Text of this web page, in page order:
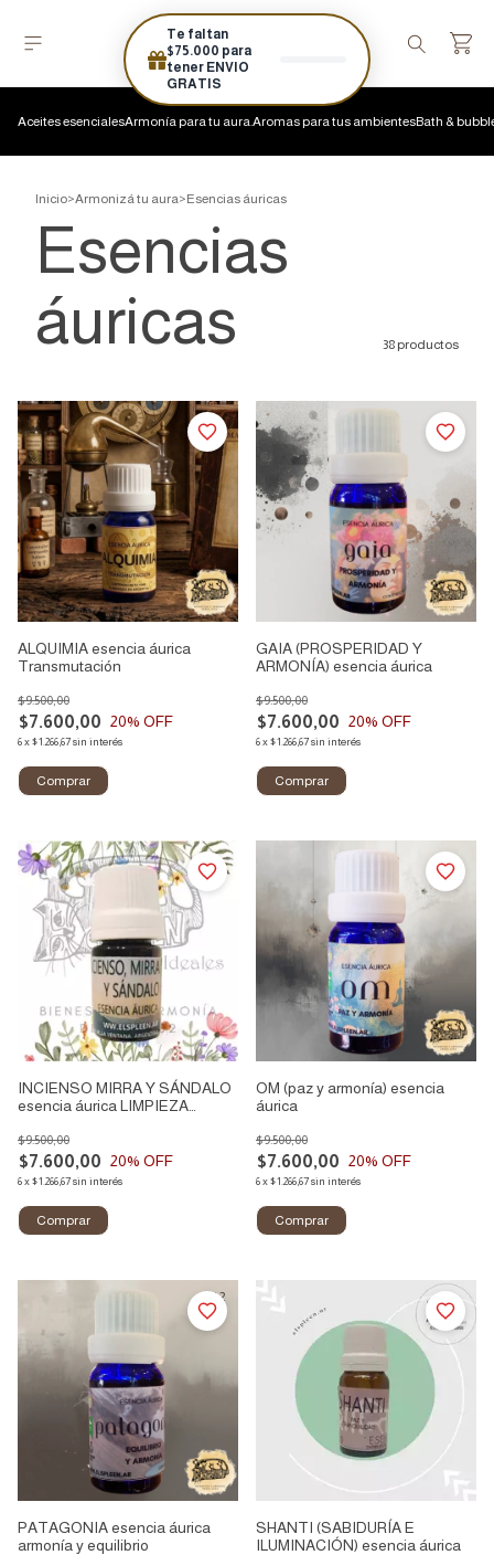
Aceites esencialesArmonía para tu aura.Aromas para tus ambientesBath &
Inicio>Armonizá tu aura>Esencias áuricas
Esencias
áuricas
38 productos
ALQUIMIA esencia áurica
Transmutación
$7.600,00
$9.500,00
20% OFF
6x$1.266,67sin interés
GAIA (PROSPERIDAD Y
ARMONÍA) esencia áurica
$7.600,00
$9.500,00
20% OFF
6x$1.266,67sin interés
INCIENSO MIRRA Y SÁNDALO
esencia áurica LIMPIEZA
$7.600,00
$9.500,00
20% OFF
6x$1.266,67sin interés
OM (paz y armonía) esencia
áurica
$7.600,00
$9.500,00
20% OFF
6x$1.266,67sin interés
/2
PATAGONIA esencia áurica
armonía y equilibrio
SHANTI (SABIDURÍA E
ILUMINACIÓN) esencia áurica
Te faltan
$75.000 para
tener ENVIO
GRATIS